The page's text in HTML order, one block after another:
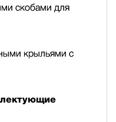
скобами для
крыльями с